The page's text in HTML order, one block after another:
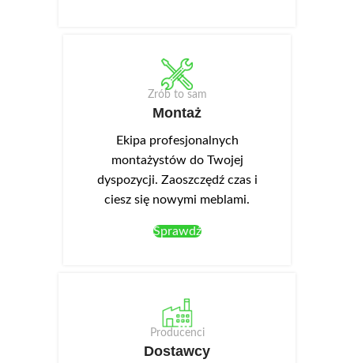
Zrób to sam
Montaż
Ekipa profesjonalnych
montażystów do Twojej
dyspozycji. Zaoszczędź czas i
ciesz się nowymi meblami.
Sprawdź
Producenci
Dostawcy